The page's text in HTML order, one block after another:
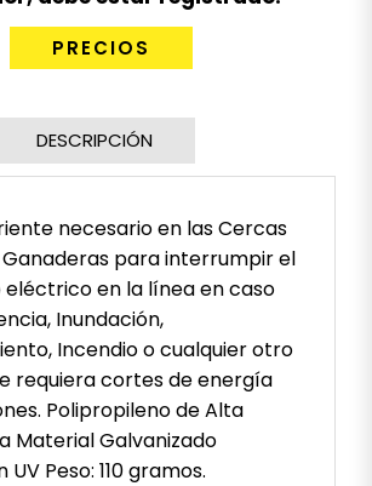
PRECIOS
DESCRIPCIÓN
necesario en las Cercas
para interrumpir el
eléctrico en la línea en caso
Inundación,
Incendio o cualquier otro
requiera cortes de energía
Polipropileno de Alta
Material Galvanizado
Peso: 110 gramos.